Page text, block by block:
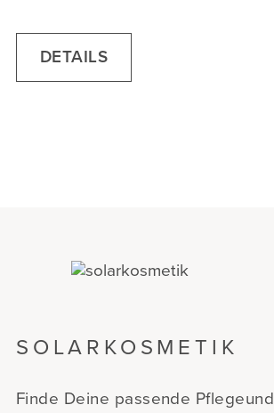
DETAILS
SOLARKOSMETIK
Finde Deine passende Pflegeund